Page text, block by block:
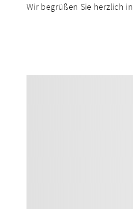
Wir begrüßen Sie herzlich